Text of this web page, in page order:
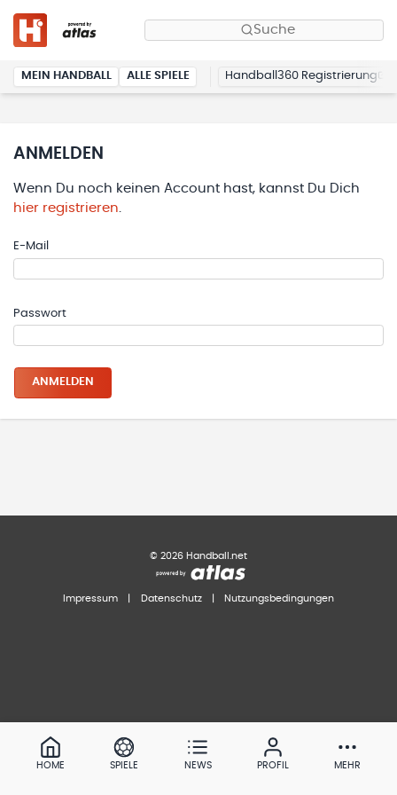
Suche
MEIN HANDBALL ALLE SPIELE Handball360 Registrierung
ANMELDEN
Wenn Du noch keinen Account hast, kannst Du Dich
hier registrieren.
E-Mail
Passwort
ANMELDEN
© 2026 Handball.net
Impressum Datenschutz Nutzungsbedingungen
HOME SPIELE NEWS PROFIL MEHR